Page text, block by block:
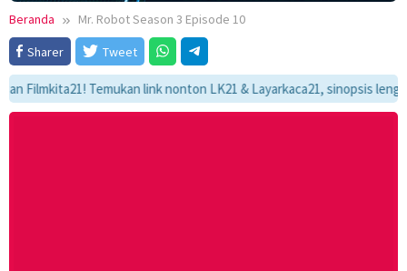
Beranda
Mr. Robot Season 3 Episode 10
Sharer
Tweet
Temukan link nonton LK21 & Layarkaca21, sinopsis